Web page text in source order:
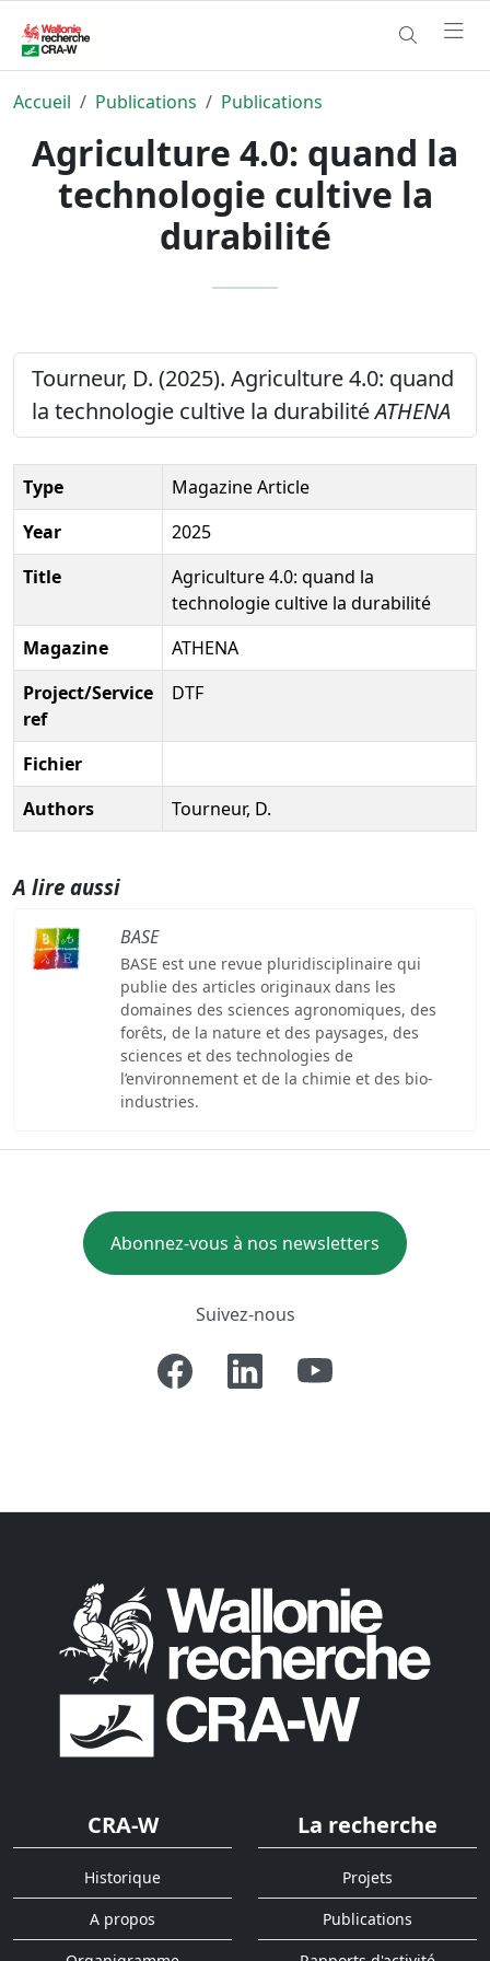
Accueil Publications Publications
Agriculture 4.0: quand la
technologie cultive la
durabilité
Tourneur, D. (2025). Agriculture 4.0: quand
la technologie cultive la durabilitéATHENA
Type
Magazine Article
Year
2025
Title
Agriculture 4.0: quand la
technologie cultive la durabilité
Magazine
ATHENA
Project/Service
ref
DTF
Fichier
Authors
Tourneur, D.
A lire aussi
BASE
BASE est une revue pluridisciplinaire qui
publie des articles originaux dans les
domaines des sciences agronomiques, des
forêts, de la nature et des paysages, des
sciences et des technologies de
l’environnement et de la chimie et des bio-
industries.
Abonnez-vous à nos newsletters
Suivez-nous
CRA-W
Historique
A propos
La recherche
Projets
Publications